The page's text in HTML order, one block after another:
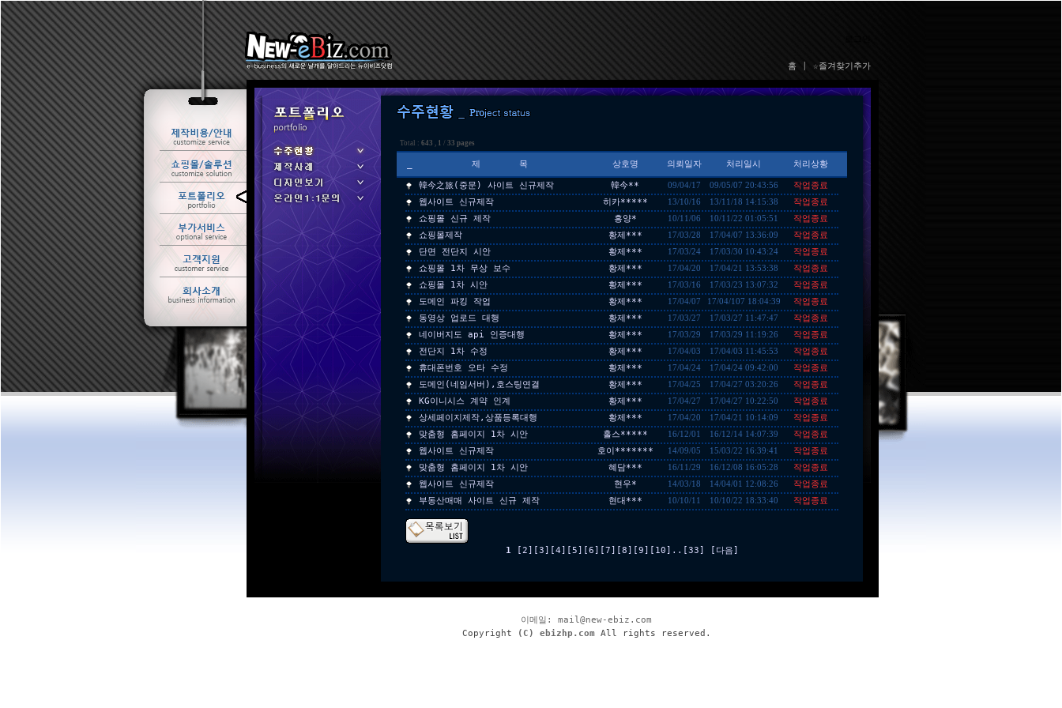
Total : 643 , 1 / 33 pages
제 목 상호명 의뢰일자 처리일시 처리상황
韓今之旅(중문) 사이트 신규제작 韓今** 09/04/17 09/05/07 20:43:56
작업종료
웹사이트 신규제작
히카***** 13/10/16 13/11/18 14:15:38
작업종료
쇼핑몰 신규 제작
흥양* 10/11/06 10/11/22 01:05:51
작업종료
쇼핑몰제작
황제*** 17/03/28 17/04/07 13:36:09
작업종료
단면 전단지 시안
황제*** 17/03/24 17/03/30 10:43:24
작업종료
쇼핑몰 1차 무상 보수
황제*** 17/04/20 17/04/21 13:53:38
작업종료
쇼핑몰 1차 시안
황제*** 17/03/16 17/03/23 13:07:32
작업종료
도메인 파킹 작업
황제*** 17/04/07 17/04/107 18:04:39
작업종료
동영상 업로드 대행
황제*** 17/03/27 17/03/27 11:47:47
작업종료
네이버지도 api 인증대행
황제*** 17/03/29 17/03/29 11:19:26
작업종료
전단지 1차 수정
황제*** 17/04/03 17/04/03 11:45:53
작업종료
휴대폰번호 오타 수정
황제*** 17/04/24 17/04/24 09:42:00
작업종료
도메인(네임서버),호스팅연결
황제*** 17/04/25 17/04/27 03:20:26
작업종료
KG이니시스 계약 인계
황제*** 17/04/27 17/04/27 10:22:50
작업종료
상세페이지제작,상품등록대행
황제*** 17/04/20 17/04/21 10:14:09
작업종료
맞춤형 홈페이지 1차 시안
홀스***** 16/12/01 16/12/14 14:07:39
작업종료
웹사이트 신규제작
호이******* 14/09/05 15/03/22 16:39:41
작업종료
맞춤형 홈페이지 1차 시안
혜담*** 16/11/29 16/12/08 16:05:28
작업종료
웹사이트 신규제작
현우* 14/03/18 14/04/01 12:08:26
작업종료
부동산매매 사이트 신규 제작
현대*** 10/10/11 10/10/22 18:33:40 작업종료
1 [2] [3] [4] [5] [6] [7] [8] [9] [10] .. [33] [다음]
이메일: mail@new-ebiz.com
Copyright
(C) ebizhp.comAll rights reserved.
홈 ☆즐겨찾기추가
ㆍ 수주현황
ㆍ 제작사례